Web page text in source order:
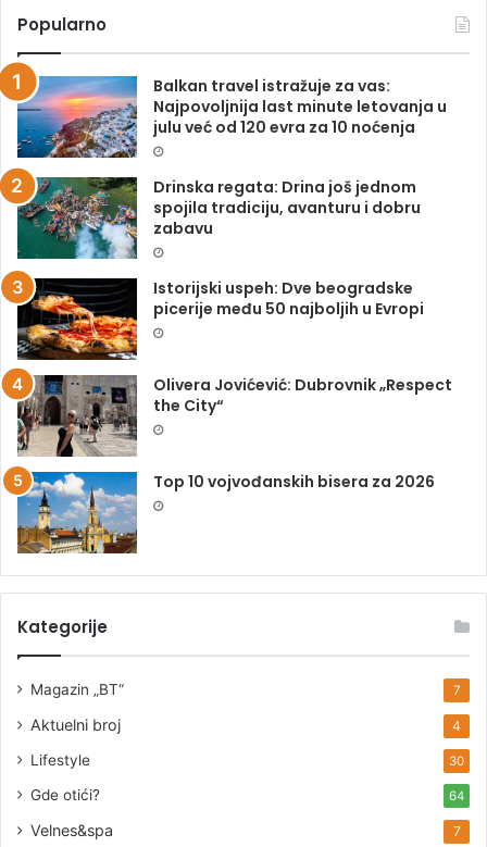
Popularno
Balkan travel istražuje za vas:
Najpovoljnija last minute letovanja u
julu već od 120 evra za 10 noćenja
Drinska regata: Drina još jednom
spojila tradiciju, avanturu i dobru
zabavu
Istorijski uspeh: Dve beogradske
picerije među 50 najboljih u Evropi
Olivera Jovićević: Dubrovnik „Respect
the City“
Top 10 vojvođanskih bisera za 2026
Kategorije
Magazin „BT“ 7
Aktuelni broj 4
Lifestyle 30
Gde otići? 64
Velnes&spa 7